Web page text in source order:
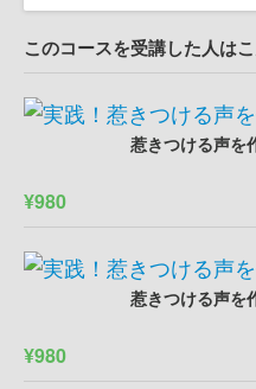
このコースを受講した人は
惹きつける声
¥980
惹きつける声
¥980